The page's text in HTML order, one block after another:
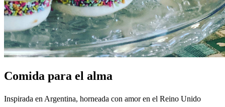
Comida para el alma
Inspirada en Argentina, horneada con amor en el Reino Unido